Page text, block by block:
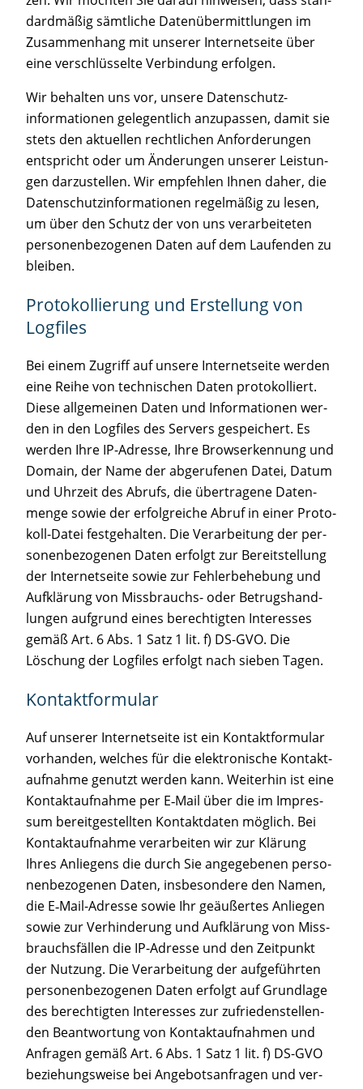
dard­mä­ßig sämt­li­che Daten­über­mitt­lun­gen im
Zusam­men­hang mit unse­rer Inter­net­sei­te über
eine ver­schlüs­sel­te Ver­bin­dung erfolgen.
Wir behal­ten uns vor, unse­re Daten­schutz­
informationen gele­gent­lich anzu­pas­sen, damit sie
stets den aktu­el­len recht­lichen Anfor­de­rungen
ent­spricht oder um Ände­run­gen unse­rer Leis­tun­
gen dar­zu­stel­len. Wir emp­feh­len Ihnen daher, die
Daten­schutz­in­for­ma­tio­nen regel­mäßig zu lesen,
um über den Schutz der von uns ver­ar­bei­te­ten
per­so­nen­be­zo­ge­nen Daten auf dem Lau­fen­den zu
bleiben.
Pro­to­kol­lie­rung und Erstel­lung von
Logfiles
Bei einem Zugriff auf unse­re Inter­net­sei­te wer­den
eine Rei­he von tech­ni­schen Daten pro­to­kol­liert.
Die­se all­ge­mei­nen Daten und Infor­ma­tio­nen wer­
den in den Log­files des Ser­vers gespei­chert. Es
wer­den Ihre IP-Adres­se, Ihre Brow­ser­ken­nung und
Domain, der Name der abge­ru­fe­nen Datei, Datum
und Uhr­zeit des Abrufs, die über­tra­ge­ne Daten­
men­ge sowie der erfolg­rei­che Abruf in einer Pro­to­
koll-Datei fest­ge­hal­ten. Die Ver­ar­bei­tung der per­
so­nen­be­zo­ge­nen Daten erfolgt zur Bereit­stel­lung
der Inter­net­sei­te sowie zur Feh­ler­be­he­bung und
Auf­klä­rung von Miss­brauchs- oder Betrugs­hand­
lun­gen auf­grund eines berech­tig­ten Inter­es­ses
gemäß Art. 6 Abs. 1 Satz 1 lit. f) DS-GVO. Die
Löschung der Log­files erfolgt nach sie­ben Tagen.
Kon­takt­for­mu­lar
Auf unse­rer Inter­net­sei­te ist ein Kon­takt­for­mu­lar
vor­han­den, wel­ches für die elek­tro­ni­sche Kon­takt­
auf­nah­me genutzt wer­den kann. Wei­ter­hin ist eine
Kon­takt­auf­nah­me per E‑Mail über die im Impres­
sum bereit­ge­stell­ten Kon­takt­da­ten mög­lich. Bei
Kon­takt­auf­nah­me ver­ar­bei­ten wir zur Klä­rung
Ihres Anlie­gens die durch Sie ange­ge­be­nen per­so­
nen­be­zo­ge­nen Daten, ins­be­son­de­re den Namen,
die E‑Mail-Adres­se sowie Ihr geäu­ßer­tes Anlie­gen
sowie zur Ver­hin­de­rung und Auf­klä­rung von Miss­
brauchs­fäl­len die IP-Adres­se und den Zeit­punkt
der Nut­zung. Die Ver­ar­bei­tung der auf­ge­führ­ten
per­so­nen­be­zo­ge­nen Daten erfolgt auf Grund­la­ge
des berech­tig­ten Inter­es­ses zur zufrie­den­stel­len­
den Beant­wor­tung von Kon­takt­auf­nah­men und
Anfra­gen gemäß Art. 6 Abs. 1 Satz 1 lit. f) DS-GVO
bezie­hungs­wei­se bei Ange­bots­an­fra­gen und ver­